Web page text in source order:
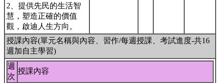
2、提供先民的生活智
慧，塑造正確的價值
觀，啟迪人生方向。
授課內容(單元名稱與內容、習作/每週授課、考試進度-共16
週加自主學習)
週
次
授課內容